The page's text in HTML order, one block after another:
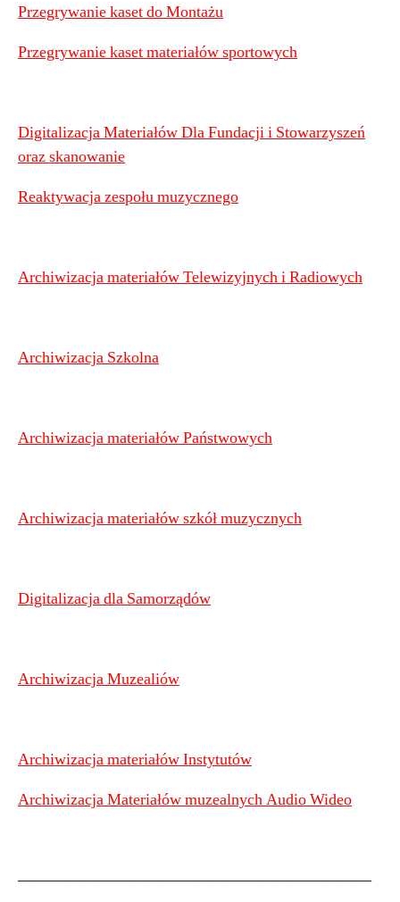
Przegrywanie kaset do Montażu
Przegrywanie kaset materiałów sportowych
Digitalizacja Materiałów Dla Fundacji i Stowarzyszeń
oraz skanowanie
Reaktywacja zespołu muzycznego
Archiwizacja materiałów Telewizyjnych i Radiowych
Archiwizacja Szkolna
Archiwizacja materiałów Państwowych
Archiwizacja materiałów szkół muzycznych
Digitalizacja dla Samorządów
Archiwizacja Muzealiów
Archiwizacja materiałów Instytutów
Archiwizacja Materiałów muzealnych Audio Wideo
——————————————————————